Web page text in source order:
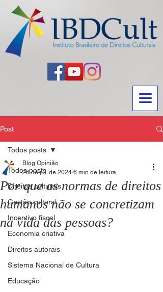
Post
Todos posts
Direitos culturais
Gestão cultural
Incentivo fiscal
Economia criativa
Direitos autorais
Sistema Nacional de Cultura
Educação
Todos posts
Por que as normas de direitos
humanos não se concretizam
na vida das pessoas?
Blog Opinião
26 de jul. de 2024 6 min de leitura